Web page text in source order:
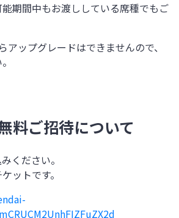
期間中もお渡ししている席種でもご
アップグレードはできませんので、
料ご招待について
ください。
ットです。